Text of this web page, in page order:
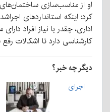
او از مناسب‌سازی
کرد: اینکه استاندارد‌های
اداری، چقدر با نیاز افراد
کارشناسی دارد تا اشکالات
دیگر چه خبر؟
اجرای